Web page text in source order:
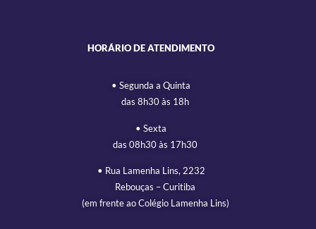
HORÁRIO DE ATENDIMENTO
• Segunda a Quinta
das 8h30 às 18h
• Sexta
das 08h30 às 17h30
• Rua Lamenha Lins, 2232
Rebouças – Curitiba
(em frente ao Colégio Lamenha Lins)